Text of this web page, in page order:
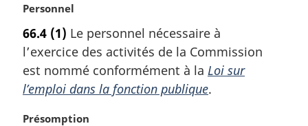
n
a
l
e
:
N
t
e
m
a
r
g
Personnel
66.4 (1) Le personnel nécessaire à
l’exercice des activités de la Commission
est nommé conformément à la Loi sur
l’emploi dans la fonction publique.
N
Présomption